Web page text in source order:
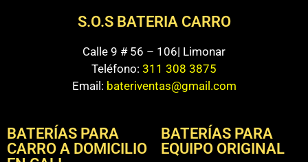
S.O.S BATERIA CARRO
Calle 9 # 56 – 106| Limonar
Teléfono: 311 308 3875
Email: bateriventas@gmail.com
BATERÍAS PARA
CARRO A DOMICILIO
BATERÍAS PARA
EQUIPO ORIGINAL